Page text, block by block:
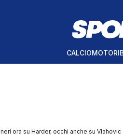
CALCIOMOTORI
ora su Harder, occhi anche su Vlahovic